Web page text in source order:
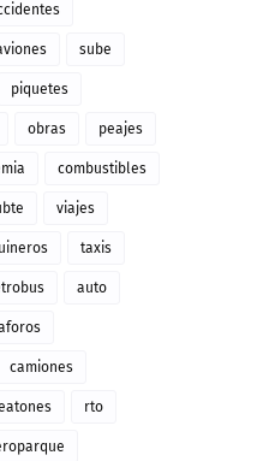
sube
piquetes
obras peajes
combustibles
viajes
taxis
auto
camiones
rto